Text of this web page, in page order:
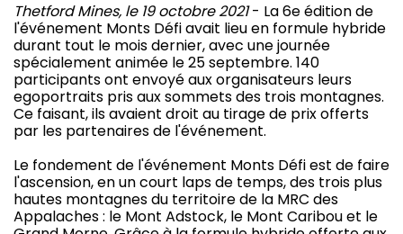
Thetford Mines, le 19 octobre 2021- La 6e édition de
l'événement Monts Défi avait lieu en formule hybride
durant tout le mois dernier, avec une journée
spécialement animée le 25 septembre. 140
participants ont envoyé aux organisateurs leurs
egoportraits pris aux sommets des trois montagnes.
Ce faisant, ils avaient droit au tirage de prix offerts
par les partenaires de l'événement.
Le fondement de l'événement Monts Défi est de faire
l'ascension, en un court laps de temps, des trois plus
hautes montagnes du territoire de la MRC des
Appalaches : le Mont Adstock, le Mont Caribou et le